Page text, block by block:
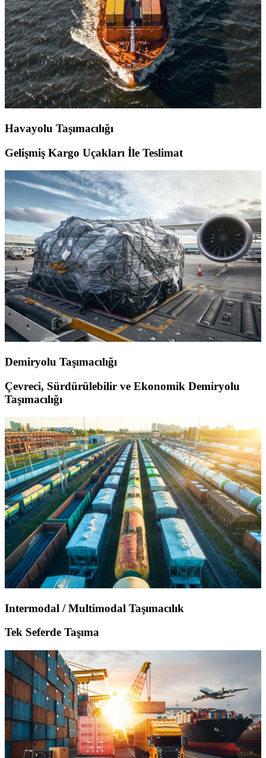
Havayolu Taşımacılığı
Gelişmiş Kargo Uçakları İle Teslimat
Demiryolu Taşımacılığı
Çevreci, Sürdürülebilir ve Ekonomik Demiryolu
Taşımacılığı
Intermodal / Multimodal Taşımacılık
Tek Seferde Taşıma